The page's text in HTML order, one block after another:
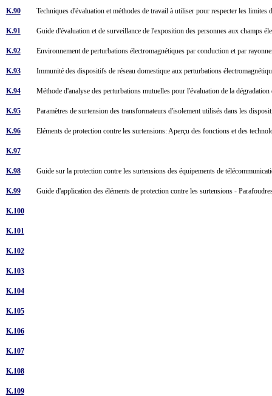
K.90 Techniques d'évaluation et méthodes de travail à utiliser pour respecter les
K.91 Guide d'évaluation et de surveillance de l'exposition des personnes aux champs
K.92 Environnement de perturbations électromagnétiques par conduction et par
K.93 Immunité des dispositifs de réseau domestique aux perturbations
K.94 Méthode d'analyse des perturbations mutuelles pour l'évaluation de la
K.95 Paramètres de surtension des transformateurs d'isolement utilisés dans les
K.96 Eléments de protection contre les surtensions: Aperçu des fonctions et des
K.97
K.98 Guide sur la protection contre les surtensions des équipements de
K.99 Guide d'application des éléments de protection contre les surtensions -
K.100
K.101
K.102
K.103
K.104
K.105
K.106
K.107
K.108
K.109